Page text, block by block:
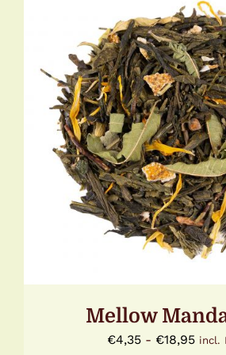
OPTIES SELECTEREN DIT
OP
/
Mellow
€4,35 - €18,95 incl.